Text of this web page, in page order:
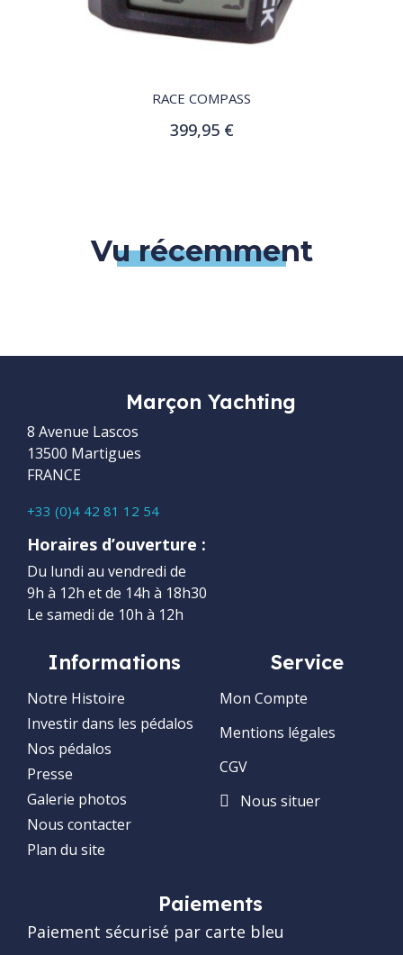
RACE COMPASS
399,95 €
Ajouter au panier
Vu récemment
Marçon Yachting
8 Avenue Lascos
13500 Martigues
FRANCE
+33 (0)4 42 81 12 54
Horaires d’ouverture :
Du lundi au vendredi de
9h à 12h et de 14h à 18h30
Le samedi de 10h à 12h
Informations
Notre Histoire
Investir dans les pédalos
Nos pédalos
Presse
Galerie photos
Nous contacter
Plan du site
Service
Mon Compte
Mentions légales
CGV
Nous situer
Paiements
Paiement sécurisé par carte bleu